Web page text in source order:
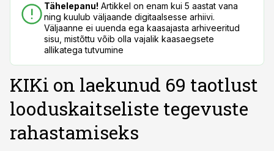
Tähelepanu! Artikkel on enam kui 5 aastat vana
ning kuulub väljaande digitaalsesse arhiivi.
Väljaanne ei uuenda ega kaasajasta arhiveeritud
sisu, mistõttu võib olla vajalik kaasaegsete
allikatega tutvumine
KIKi on laekunud 69 taotlust
looduskaitseliste tegevuste
rahastamiseks